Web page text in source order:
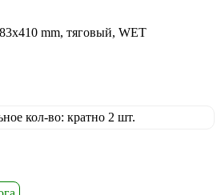
mm, тяговый, WET
кол-во: кратно 2 шт.